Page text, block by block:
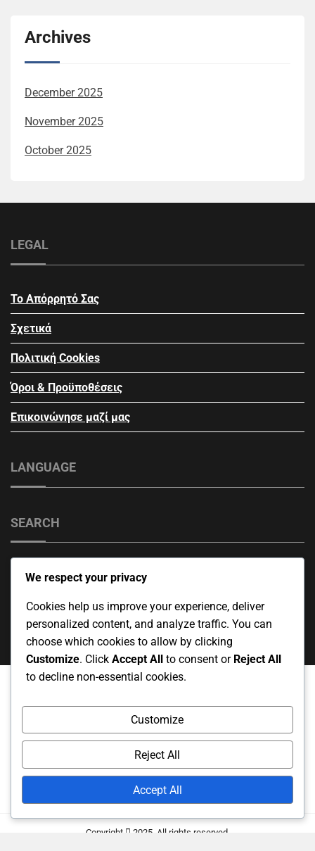
Archives
December 2025
November 2025
October 2025
LEGAL
Το Απόρρητό Σας
Σχετικά
Πολιτική Cookies
Όροι & Προϋποθέσεις
Επικοινώνησε μαζί μας
LANGUAGE
SEARCH
Σχετικά
Όροι & Προϋποθέσεις Επικοινώνησε μαζί μας
Copyright 2025. All rights reserved.
We respect your privacy
Cookies help us improve your experience, deliver
personalized content, and analyze traffic. You can
choose which cookies to allow by clicking
Customize. Click Accept All to consent or Reject All
to decline non-essential cookies.
Customize
Reject All
Accept All